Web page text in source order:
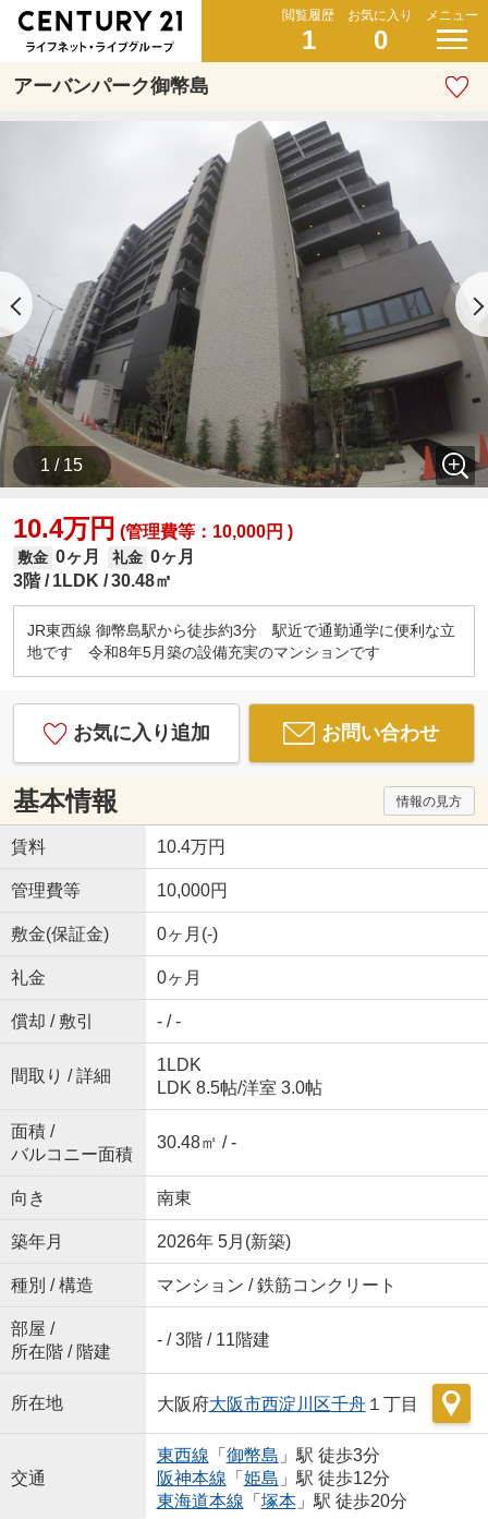
閲覧履歴
1
お気に入り
0
メニュー
アーバンパーク御幣島
1 / 15
10.4万円 (管理費等：10,000円 )
敷金 0ヶ月 礼金 0ヶ月
3階
1LDK 30.48㎡
JR東西線 御幣島駅から徒歩約3分 駅近で通勤通学に便利な立
地です 令和8年5月築の設備充実のマンションです
お気に入り追加 お問い合わせ
基本情報 情報の見方
賃料 10.4万円
管理費等 10,000円
敷金(保証金) 0ヶ月(-)
礼金 0ヶ月
償却 / 敷引 - / -
間取り / 詳細
1LDK
LDK 8.5帖/洋室 3.0帖
面積 /
バルコニー面積
30.48㎡ / -
向き 南東
築年月 2026年 5月(新築)
種別 / 構造 マンション / 鉄筋コンクリート
部屋 /
所在階 / 階建
- / 3階 / 11階建
所在地 大阪府大阪市西淀川区千舟１丁目
交通
東西線 「 御幣島 」駅 徒歩3分
阪神本線 「 姫島 」駅 徒歩12分
東海道本線 「 塚本」駅 徒歩20分